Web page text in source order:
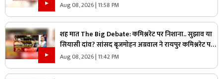
महाभारत?
Aug 08, 2026 | 11:58 PM
शह मात The Big Debate: कमिश्नरेट पर निशाना.. सुझाव या
सियासी दांव? सांसद बृजमोहन अग्रवाल ने रायपुर कमिश्नरेट पर
उठाए सवाल, क्या वाकई में सिस्टम में सुधार की है जरूरत
Aug 08, 2026 | 11:42 PM